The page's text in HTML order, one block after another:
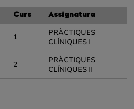
Curs Assignatura
1
PRÀCTIQUES
CLÍNIQUES I
2
PRÀCTIQUES
CLÍNIQUES II